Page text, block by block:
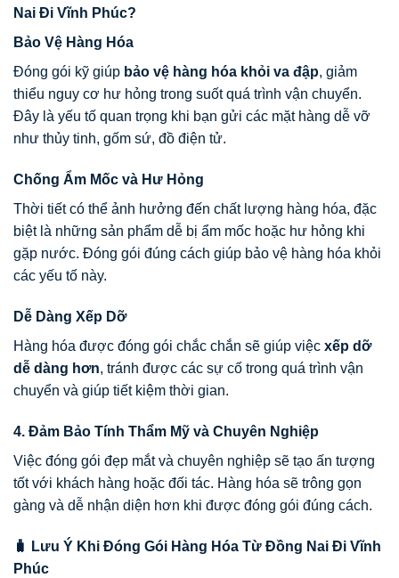
Nai Đi Vĩnh Phúc?
Bảo Vệ Hàng Hóa
Đóng gói kỹ giúp bảo vệ hàng hóa khỏi va đập, giảm
thiểu nguy cơ hư hỏng trong suốt quá trình vận chuyển.
Đây là yếu tố quan trọng khi bạn gửi các mặt hàng dễ vỡ
như thủy tinh, gốm sứ, đồ điện tử.
Chống Ẩm Mốc và Hư Hỏng
Thời tiết có thể ảnh hưởng đến chất lượng hàng hóa, đặc
biệt là những sản phẩm dễ bị ẩm mốc hoặc hư hỏng khi
gặp nước. Đóng gói đúng cách giúp bảo vệ hàng hóa khỏi
các yếu tố này.
Dễ Dàng Xếp Dỡ
Hàng hóa được đóng gói chắc chắn sẽ giúp việc xếp dỡ
dễ dàng hơn, tránh được các sự cố trong quá trình vận
chuyển và giúp tiết kiệm thời gian.
4. Đảm Bảo Tính Thẩm Mỹ và Chuyên Nghiệp
Việc đóng gói đẹp mắt và chuyên nghiệp sẽ tạo ấn tượng
tốt với khách hàng hoặc đối tác. Hàng hóa sẽ trông gọn
gàng và dễ nhận diện hơn khi được đóng gói đúng cách.
🧳 Lưu Ý Khi Đóng Gói Hàng Hóa Từ Đồng Nai Đi Vĩnh
Phúc